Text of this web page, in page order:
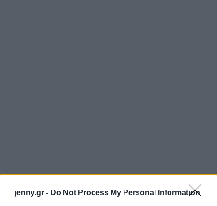
jenny.gr - Do Not Process My Personal Information